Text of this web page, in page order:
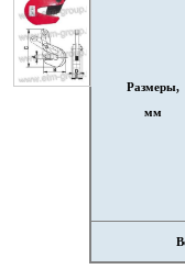
Размеры,
мм